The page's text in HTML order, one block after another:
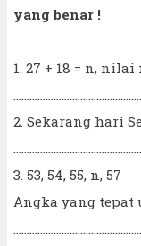
yang benar !
1. 27 + 18 = n,
2. Sekarang hari
3. 53, 54, 55, n, 57
Angka yang